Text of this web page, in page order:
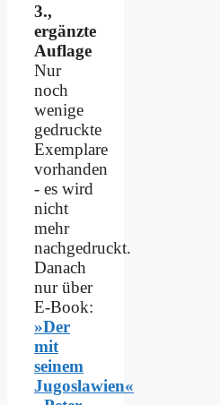
3.,
ergänzte
Auflage
Nur
noch
wenige
gedruckte
Exemplare
vorhanden
- es wird
nicht
mehr
nachgedruckt.
Danach
nur über
E-Book:
»Der
mit
seinem
Jugoslawien«